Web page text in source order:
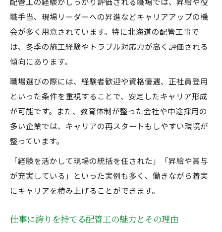
職手当、現場リーダーへの昇進などキャリアアップの機
会が多く用意されています。特に北海道の配管工事で
は、冬季の施工経験やトラブル対応力が高く評価される
傾向にあります。
職場選びの際には、経験者歓迎や資格優遇、正社員登用
といった条件を重視することで、安定したキャリア形成
が可能です。また、教育体制が整った会社や中途採用の
多い企業では、キャリアの再スタートもしやすい環境が
整っています。
「経験を活かして現場の統括を任された」「昇給や賞与
が充実している」といった実例も多く、働きながら着実
にキャリアを積み上げることができます。
仕事に誇りを持てる配管工の魅力とその理由